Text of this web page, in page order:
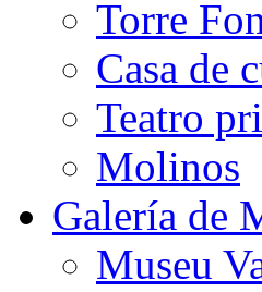
Torre
Casa de
Teatro
Molinos
Galería de
Museu